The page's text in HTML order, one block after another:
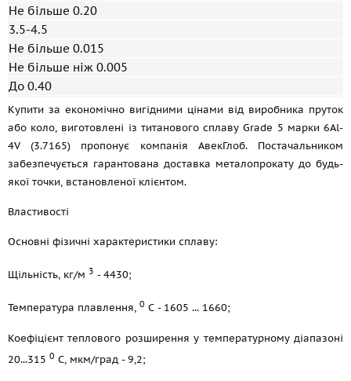
Не більше 0.20
3.5-4.5
Не більше 0.015
Не більше ніж 0.005
До 0.40
Купити за економічно вигідними цінами від виробника пруток
або коло, виготовлені із титанового сплаву Grade 5 марки 6Al-
4V (3.7165) пропонує компанія АвекГлоб. Постачальником
забезпечується гарантована доставка металопрокату до будь-
якої точки, встановленої клієнтом.
Властивості
Основні фізичні характеристики сплаву:
Щільність, кг/м 3 - 4430;
Температура плавлення, 0 С - 1605 ... 1660;
Коефіцієнт теплового розширення у температурному діапазоні
20...315 0 С, мкм/град - 9,2;